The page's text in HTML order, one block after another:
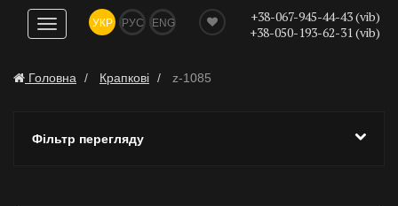
Показати
навігацію
УКР РУС ENG
+38-067-945-44-43 (vib)
+38-050-193-62-31 (vib)
Головна Крапкові z-1085
Фільтр перегляду